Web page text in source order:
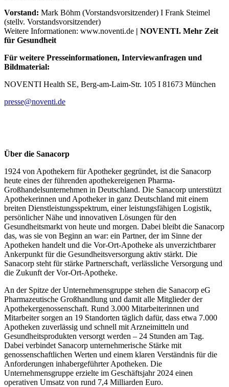
Vorstand: Mark Böhm (Vorstandsvorsitzender) I Frank Steimel
(stellv. Vorstandsvorsitzender)
Weitere Informationen: www.noventi.de | NOVENTI. Mehr Zeit
für Gesundheit
Für weitere Presseinformationen, Interviewanfragen und
Bildmaterial:
NOVENTI Health SE, Berg-am-Laim-Str. 105 I 81673 München
presse@noventi.de
Über die Sanacorp
1924 von Apothekern für Apotheker gegründet, ist die Sanacorp
heute eines der führenden apothekereigenen Pharma-
Großhandelsunternehmen in Deutschland. Die Sanacorp unterstützt
Apothekerinnen und Apotheker in ganz Deutschland mit einem
breiten Dienstleistungsspektrum, einer leistungsfähigen Logistik,
persönlicher Nähe und innovativen Lösungen für den
Gesundheitsmarkt von heute und morgen. Dabei bleibt die Sanacorp
das, was sie von Beginn an war: ein Partner, der im Sinne der
Apotheken handelt und die Vor-Ort-Apotheke als unverzichtbarer
Ankerpunkt für die Gesundheitsversorgung aktiv stärkt. Die
Sanacorp steht für stärke Partnerschaft, verlässliche Versorgung und
die Zukunft der Vor-Ort-Apotheke.
An der Spitze der Unternehmensgruppe stehen die Sanacorp eG
Pharmazeutische Großhandlung und damit alle Mitglieder der
Apothekergenossenschaft. Rund 3.000 Mitarbeiterinnen und
Mitarbeiter sorgen an 19 Standorten täglich dafür, dass etwa 7.000
Apotheken zuverlässig und schnell mit Arzneimitteln und
Gesundheitsprodukten versorgt werden – 24 Stunden am Tag.
Dabei verbindet Sanacorp unternehmerische Stärke mit
genossenschaftlichen Werten und einem klaren Verständnis für die
Anforderungen inhabergeführter Apotheken. Die
Unternehmensgruppe erzielte im Geschäftsjahr 2024 einen
operativen Umsatz von rund 7,4 Milliarden Euro.